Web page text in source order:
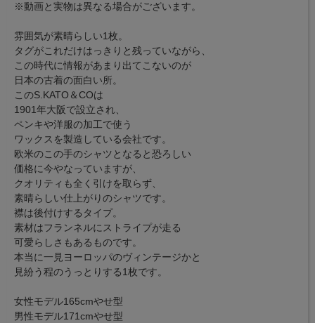
※動画と実物は異なる場合がございます。
雰囲気が素晴らしい1枚。
タグがこれだけはっきりと残っていながら、
この時代に情報があまり出てこないのが
日本の古着の面白い所。
このS.KATO＆COは
1901年大阪で設立され、
ペンキや洋服の加工で使う
ワックスを製造している会社です。
欧米のこの手のシャツとなると恐ろしい
価格に今やなっていますが、
クオリティも全く引けを取らず、
素晴らしい仕上がりのシャツです。
襟は後付けするタイプ。
素材はフランネルにストライプが走る
可愛らしさもあるものです。
本当に一見ヨーロッパのヴィンテージかと
見紛う程のうっとりする1枚です。
女性モデル165cmやせ型
男性モデル171cmやせ型